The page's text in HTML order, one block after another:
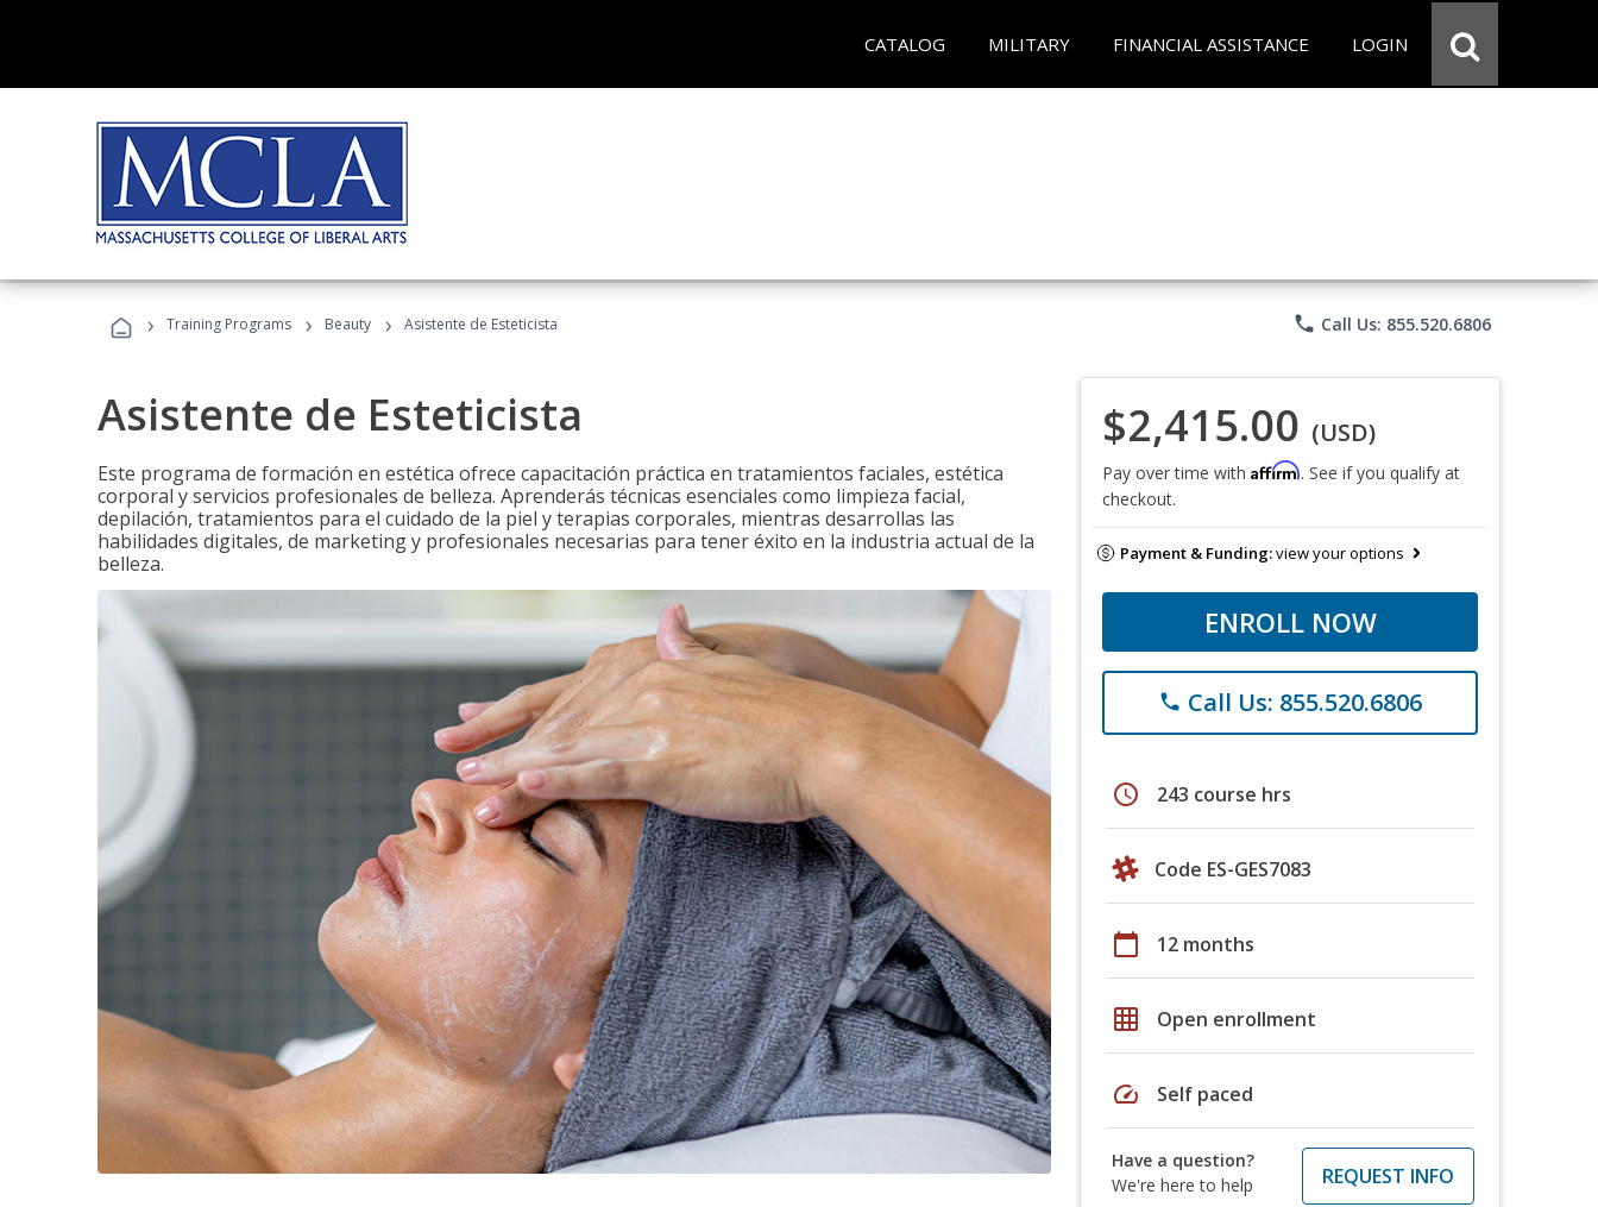
CATALOG MILITARY FINANCIAL ASSISTANCE LOGIN
› Training Programs › Beauty › Asistente de Esteticista phone Call Us: 855.520.6806
Asistente de Esteticista
Este programa de formación en estética ofrece capacitación práctica en tratamientos faciales, estética
corporal y servicios profesionales de belleza. Aprenderás técnicas esenciales como limpieza facial,
depilación, tratamientos para el cuidado de la piel y terapias corporales, mientras desarrollas las
habilidades digitales, de marketing y profesionales necesarias para tener éxito en la industria actual de la
belleza.
$2,415.00 (USD)
Pay over time with Affirm. See if you qualify at
checkout.
Payment & Funding:view your options
ENROLL NOW
phone Call Us: 855.520.6806
schedule 243 course hrs
Code ES-GES7083
calendar_today 12 months
grid_on Open enrollment
speed Self paced
Have a question?
We're here to help
REQUEST INFO